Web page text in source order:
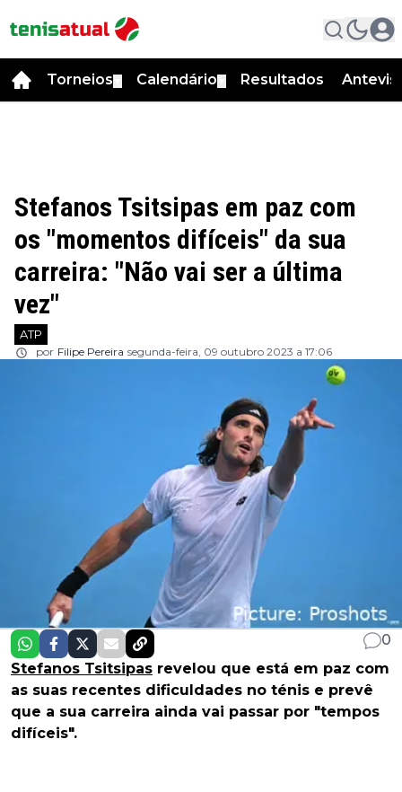
Torneios Calendário Resultados
Stefanos Tsitsipas em paz com
os "momentos difíceis" da sua
carreira: "Não vai ser a última
vez"
ATP
por Filipe Pereira segunda-feira, 09 outubro 2023 a 17:06
0
Stefanos Tsitsipas revelou que está em paz com
as suas recentes dificuldades no ténis e prevê
que a sua carreira ainda vai passar por "tempos
difíceis".